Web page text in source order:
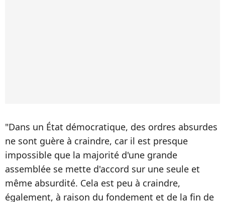
"Dans un État démocratique, des ordres absurdes
ne sont guère à craindre, car il est presque
impossible que la majorité d'une grande
assemblée se mette d'accord sur une seule et
même absurdité. Cela est peu à craindre,
également, à raison du fondement et de la fin de